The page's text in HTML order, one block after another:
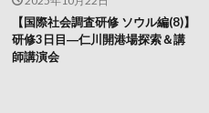
【国際社会調査研修 ソウル編(8)】
研修3日目―仁川開港場探索＆講
師講演会